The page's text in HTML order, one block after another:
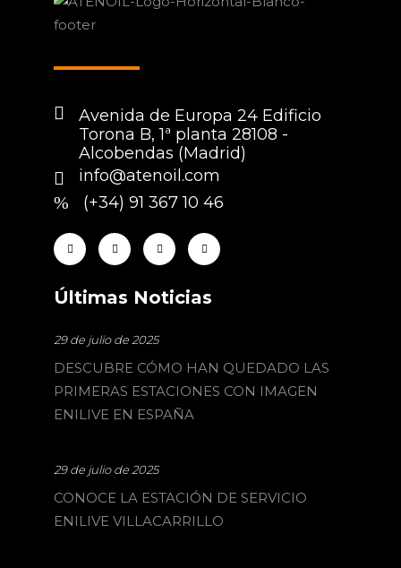
Avenida de Europa 24 Edificio
Torona B, 1ª planta 28108 -
Alcobendas (Madrid)
info@atenoil.com
(+34) 91 367 10 46
Últimas Noticias
29 de julio de 2025
DESCUBRE CÓMO HAN QUEDADO LAS
PRIMERAS ESTACIONES CON IMAGEN
ENILIVE EN ESPAÑA
29 de julio de 2025
CONOCE LA ESTACIÓN DE SERVICIO
ENILIVE VILLACARRILLO